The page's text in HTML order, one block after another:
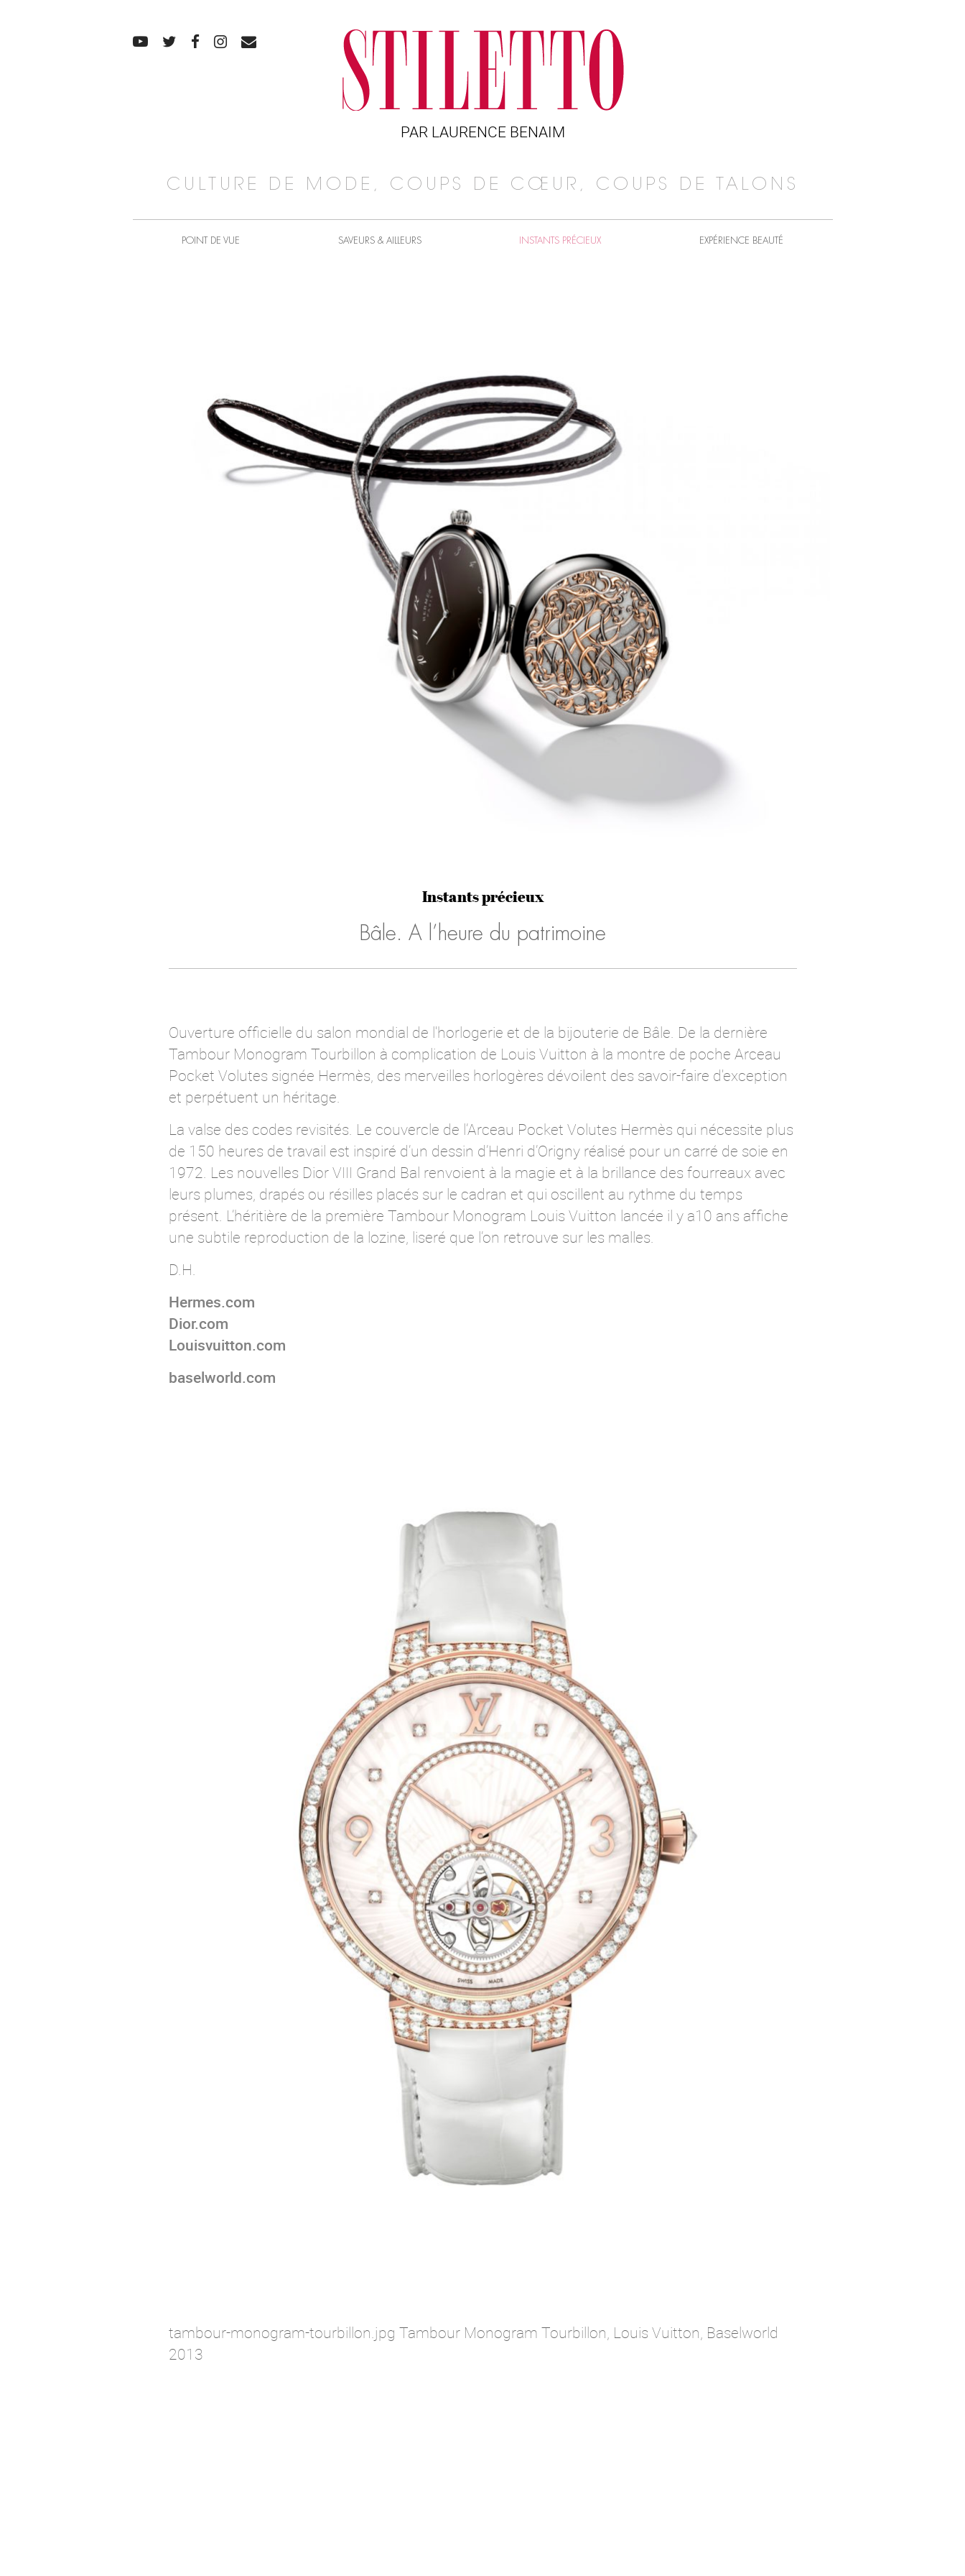
PAR LAURENCE BENAIM
CULTURE DE MODE, COUPS DE CŒUR, COUPS DE TALONS
POINT DE VUE SAVEURS & AILLEURS INSTANTS PRÉCIEUX EXPÉRIENCE BEAUTÉ
Instants précieux
Bâle. A l’heure du patrimoine
Ouverture officielle du salon mondial de l'horlogerie et de la bijouterie de Bâle. De la dernière
Tambour Monogram Tourbillon à complication de Louis Vuitton à la montre de poche Arceau
Pocket Volutes signée Hermès, des merveilles horlogères dévoilent des savoir-faire d'exception
et perpétuent un héritage.
La valse des codes revisités. Le couvercle de l’Arceau Pocket Volutes Hermès qui nécessite plus
de 150 heures de travail est inspiré d’un dessin d’Henri d’Origny réalisé pour un carré de soie en
1972. Les nouvelles Dior VIII Grand Bal renvoient à la magie et à la brillance des fourreaux avec
leurs plumes, drapés ou résilles placés sur le cadran et qui oscillent au rythme du temps
présent. L’héritière de la première Tambour Monogram Louis Vuitton lancée il y a10 ans affiche
une subtile reproduction de la lozine, liseré que l’on retrouve sur les malles.
D.H.
Hermes.com
Dior.com
Louisvuitton.com
baselworld.com
tambour-monogram-tourbillon.jpg Tambour Monogram Tourbillon, Louis Vuitton, Baselworld
2013